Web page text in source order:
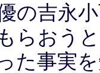
の吉永
らおう
た事実